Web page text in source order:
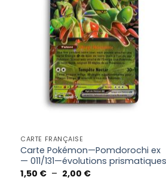
CARTE FRANÇAISE
Carte Pokémon—Pomdorochi ex
— 011/131—évolutions prismatiques
1,50 € – 2,00 €Plage